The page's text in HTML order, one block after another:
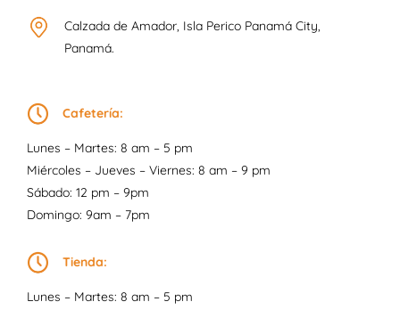
Calzada de Amador, Isla Perico Panamá City,
Panamá.
Cafetería:
Lunes – Martes: 8 am – 5 pm
Miércoles – Jueves – Viernes: 8 am – 9 pm
Sábado: 12 pm – 9pm
Domingo: 9am – 7pm
Tienda:
Lunes – Martes: 8 am – 5 pm